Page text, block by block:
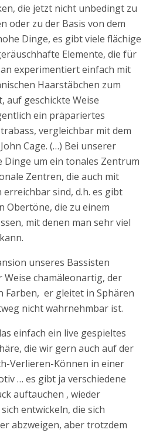
die jetzt nicht unbedingt zu
oder zu der Basis von dem
Dinge, es gibt viele flächige
Elemente, die für
experimentiert einfach mit
Haarstäbchen zum
auf geschickte Weise
ein präpariertes
vergleichbar mit dem
Cage. (…) Bei unserer
Dinge um ein tonales Zentrum
Zentren, die auch mit
sind, d.h. es gibt
Obertöne, die zu einem
mit denen man sehr viel
unseres Bassisten
chamäleonartig, der
Farben, er gleitet in Sphären
nicht wahrnehmbar ist.
einfach ein live gespieltes
die wir gern auch auf der
Verlieren-Können in einer
… es gibt ja verschiedene
auftauchen , wieder
entwickeln, die sich
abzweigen, aber trotzdem